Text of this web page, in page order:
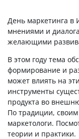
День маркетинга в
мнениями и
желающими
В этом году тема
формирование и
может влиять на
инструменты
продукта во
По традиции,
маркетологи.
теории и практики.